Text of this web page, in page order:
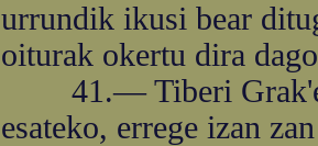
urrundik ikusi bear
oiturak okertu dira
41.— Tiberi Grak'ek
esateko, errege izan